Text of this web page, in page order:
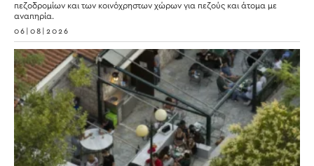
πεζοδρομίων και των κοινόχρηστων χώρων για πεζούς και άτομα με
αναπηρία.
06|08|2026